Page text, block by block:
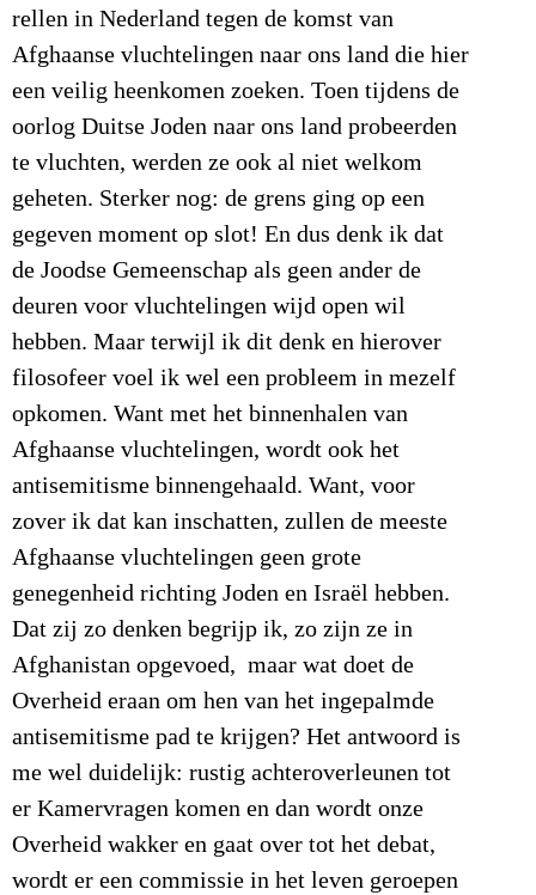
rellen in Nederland tegen de komst van
Afghaanse vluchtelingen naar ons land die hier
een veilig heenkomen zoeken. Toen tijdens de
oorlog Duitse Joden naar ons land probeerden
te vluchten, werden ze ook al niet welkom
geheten. Sterker nog: de grens ging op een
gegeven moment op slot! En dus denk ik dat
de Joodse Gemeenschap als geen ander de
deuren voor vluchtelingen wijd open wil
hebben. Maar terwijl ik dit denk en hierover
filosofeer voel ik wel een probleem in mezelf
opkomen. Want met het binnenhalen van
Afghaanse vluchtelingen, wordt ook het
antisemitisme binnengehaald. Want, voor
zover ik dat kan inschatten, zullen de meeste
Afghaanse vluchtelingen geen grote
genegenheid richting Joden en Israël hebben.
Dat zij zo denken begrijp ik, zo zijn ze in
Afghanistan opgevoed, maar wat doet de
Overheid eraan om hen van het ingepalmde
antisemitisme pad te krijgen? Het antwoord is
me wel duidelijk: rustig achteroverleunen tot
er Kamervragen komen en dan wordt onze
Overheid wakker en gaat over tot het debat,
wordt er een commissie in het leven geroepen